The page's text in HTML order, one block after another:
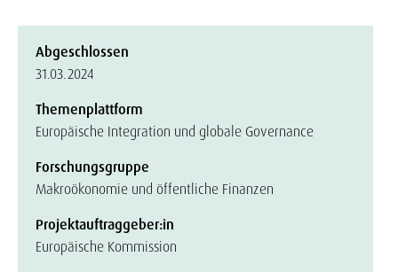
Abgeschlossen
31.03.2024
Themenplattform
Europäische Integration und globale Governance
Forschungsgruppe
Makroökonomie und öffentliche Finanzen
Projektauftraggeber:in
Europäische Kommission